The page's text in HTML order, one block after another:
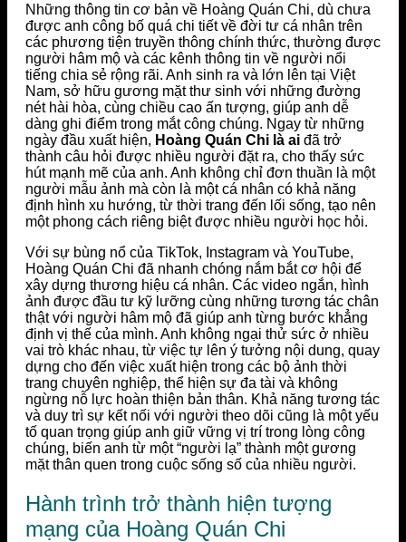
Những thông tin cơ bản về Hoàng Quán Chi, dù chưa
được anh công bố quá chi tiết về đời tư cá nhân trên
các phương tiện truyền thông chính thức, thường được
người hâm mộ và các kênh thông tin về người nổi
tiếng chia sẻ rộng rãi. Anh sinh ra và lớn lên tại Việt
Nam, sở hữu gương mặt thư sinh với những đường
nét hài hòa, cùng chiều cao ấn tượng, giúp anh dễ
dàng ghi điểm trong mắt công chúng. Ngay từ những
ngày đầu xuất hiện, Hoàng Quán Chi là ai đã trở
thành câu hỏi được nhiều người đặt ra, cho thấy sức
hút mạnh mẽ của anh. Anh không chỉ đơn thuần là một
người mẫu ảnh mà còn là một cá nhân có khả năng
định hình xu hướng, từ thời trang đến lối sống, tạo nên
một phong cách riêng biệt được nhiều người học hỏi.
Với sự bùng nổ của TikTok, Instagram và YouTube,
Hoàng Quán Chi đã nhanh chóng nắm bắt cơ hội để
xây dựng thương hiệu cá nhân. Các video ngắn, hình
ảnh được đầu tư kỹ lưỡng cùng những tương tác chân
thật với người hâm mộ đã giúp anh từng bước khẳng
định vị thế của mình. Anh không ngại thử sức ở nhiều
vai trò khác nhau, từ việc tự lên ý tưởng nội dung, quay
dựng cho đến việc xuất hiện trong các bộ ảnh thời
trang chuyên nghiệp, thể hiện sự đa tài và không
ngừng nỗ lực hoàn thiện bản thân. Khả năng tương tác
và duy trì sự kết nối với người theo dõi cũng là một yếu
tố quan trọng giúp anh giữ vững vị trí trong lòng công
chúng, biến anh từ một “người lạ” thành một gương
mặt thân quen trong cuộc sống số của nhiều người.
Hành trình trở thành hiện tượng
mạng của Hoàng Quán Chi